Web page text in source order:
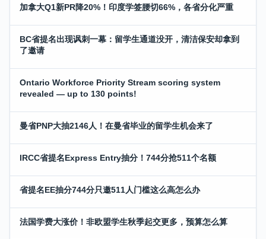
加拿大Q1新PR降20%！印度学签腰切66%，各省分化严重
BC省提名出现讽刺一幕：留学生通道没开，清洁保安却拿到
了邀请
Ontario Workforce Priority Stream scoring system
revealed — up to 130 points!
曼省PNP大抽2146人！在曼省毕业的留学生机会来了
IRCC省提名Express Entry抽分！744分抢511个名额
省提名EE抽分744分只邀511人门槛这么高怎么办
法国学费大涨价！非欧盟学生秋季起交更多，预算怎么算